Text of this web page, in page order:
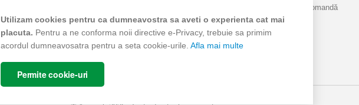
Utilizam cookies pentru ca dumneavostra sa aveti o experienta cat mai
placuta. Pentru a ne conforma noii directive e-Privacy, trebuie sa primim
acordul dumneavosatra pentru a seta cookie-urile. Afla mai multe
Permite cookie-uri
Semințe mixturi furajere
Status comandă